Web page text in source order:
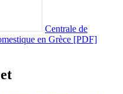
Centrale de
en Grèce [PDF]